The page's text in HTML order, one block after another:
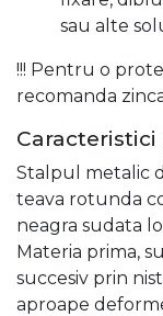
sau alte
!!! Pentru o
recomanda
Stalpul metalic
teava rotunda
neagra sudata
Materia prima,
succesiv prin
aproape